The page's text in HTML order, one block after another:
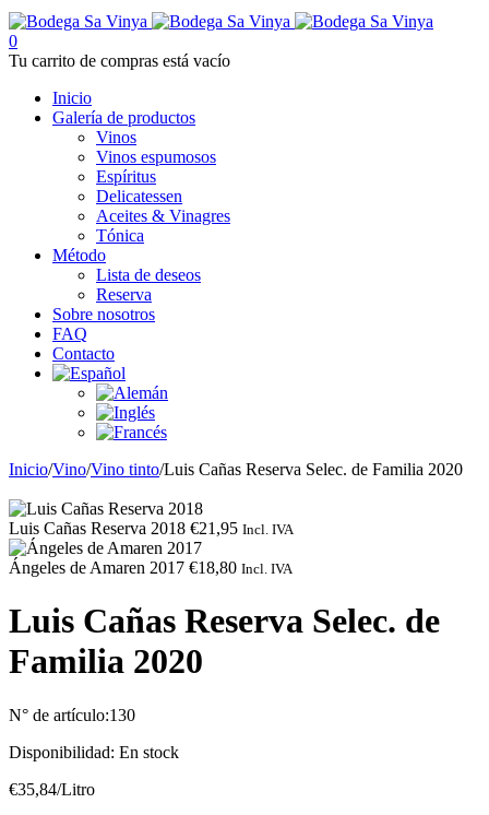
0
Tu carrito de compras está vacío
Inicio
Galería de productos
Vinos
Vinos espumosos
Espíritus
Delicatessen
Aceites & Vinagres
Tónica
Método
Lista de deseos
Reserva
Sobre nosotros
FAQ
Contacto
Inicio/Vino/Vino tinto/Luis Cañas Reserva Selec. de Familia 2020
Luis Cañas Reserva 2018 €21,95 Incl. IVA
Ángeles de Amaren 2017 €18,80 Incl. IVA
Luis Cañas Reserva Selec. de
Familia 2020
N° de artículo:130
Disponibilidad: En stock
€35,84/Litro